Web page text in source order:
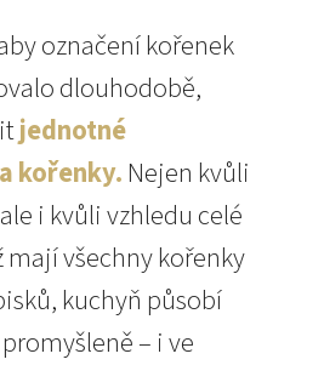
označení kořenek
dlouhodobě,
jednotné
kořenky.Nejen kvůli
i kvůli vzhledu celé
mají všechny kořenky
kuchyň působí
– i ve